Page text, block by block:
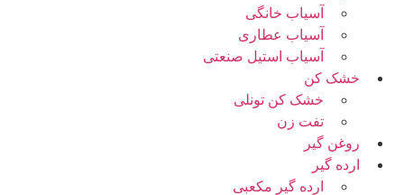
آسیاب خانگی
آسیاب عطاری
آسیاب استیل صنعتی
خشک کن
خشک کن تونلی
تفت زن
روغن گیر
ارده گیر
ارده گیر مکعبی